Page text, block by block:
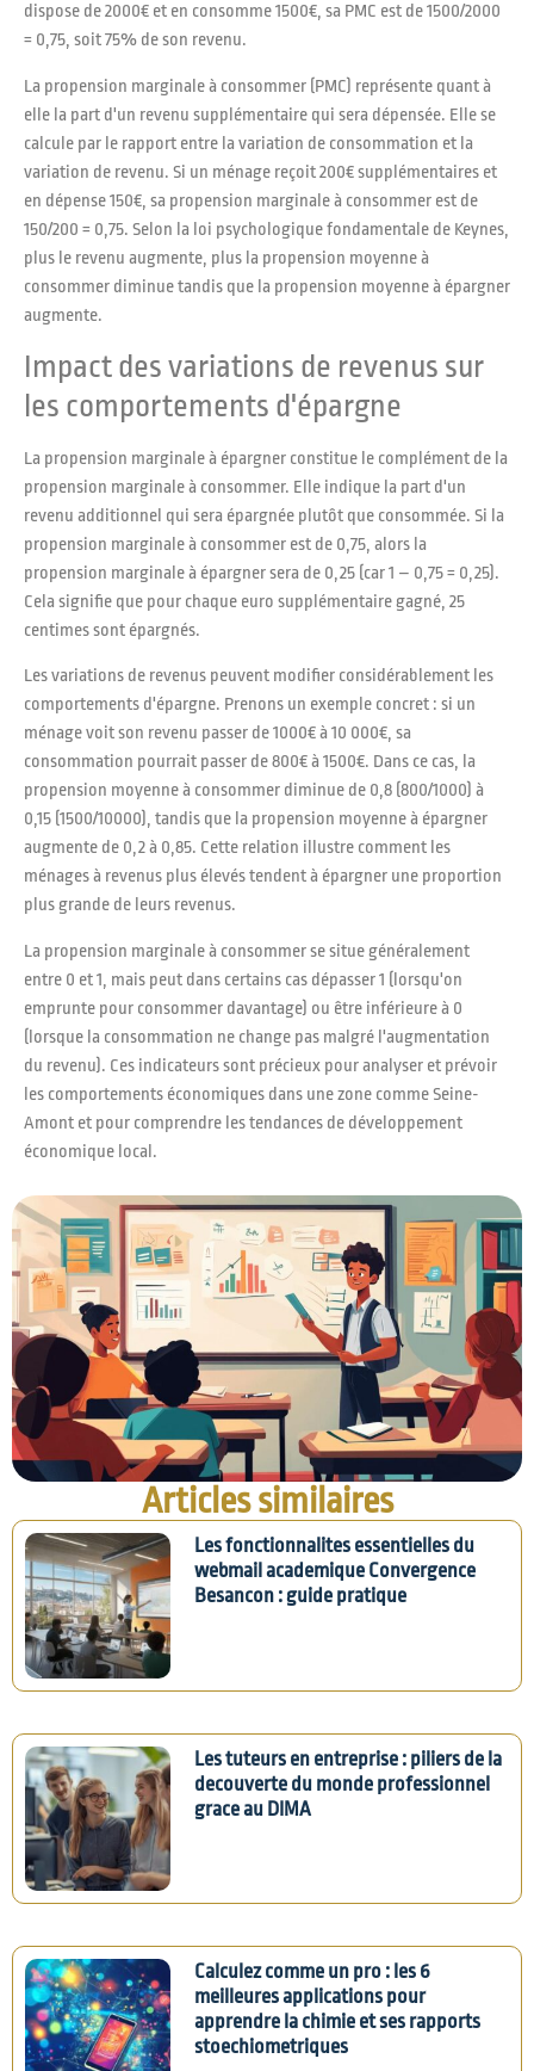
dispose de 2000€ et en consomme 1500€, sa PMC est de 1500/2000
= 0,75, soit 75% de son revenu.
La propension marginale à consommer (PMC) représente quant à
elle la part d'un revenu supplémentaire qui sera dépensée. Elle se
calcule par le rapport entre la variation de consommation et la
variation de revenu. Si un ménage reçoit 200€ supplémentaires et
en dépense 150€, sa propension marginale à consommer est de
150/200 = 0,75. Selon la loi psychologique fondamentale de Keynes,
plus le revenu augmente, plus la propension moyenne à
consommer diminue tandis que la propension moyenne à épargner
augmente.
Impact des variations de revenus sur
les comportements d'épargne
La propension marginale à épargner constitue le complément de la
propension marginale à consommer. Elle indique la part d'un
revenu additionnel qui sera épargnée plutôt que consommée. Si la
propension marginale à consommer est de 0,75, alors la
propension marginale à épargner sera de 0,25 (car 1 – 0,75 = 0,25).
Cela signifie que pour chaque euro supplémentaire gagné, 25
centimes sont épargnés.
Les variations de revenus peuvent modifier considérablement les
comportements d'épargne. Prenons un exemple concret : si un
ménage voit son revenu passer de 1000€ à 10 000€, sa
consommation pourrait passer de 800€ à 1500€. Dans ce cas, la
propension moyenne à consommer diminue de 0,8 (800/1000) à
0,15 (1500/10000), tandis que la propension moyenne à épargner
augmente de 0,2 à 0,85. Cette relation illustre comment les
ménages à revenus plus élevés tendent à épargner une proportion
plus grande de leurs revenus.
La propension marginale à consommer se situe généralement
entre 0 et 1, mais peut dans certains cas dépasser 1 (lorsqu'on
emprunte pour consommer davantage) ou être inférieure à 0
(lorsque la consommation ne change pas malgré l'augmentation
du revenu). Ces indicateurs sont précieux pour analyser et prévoir
les comportements économiques dans une zone comme Seine-
Amont et pour comprendre les tendances de développement
économique local.
Articles similaires
Les fonctionnalites essentielles du
webmail academique Convergence
Besancon : guide pratique
Les tuteurs en entreprise : piliers de la
decouverte du monde professionnel
grace au DIMA
Calculez comme un pro : les 6
meilleures applications pour
apprendre la chimie et ses rapports
stoechiometriques